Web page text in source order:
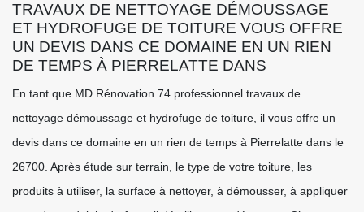
TRAVAUX DE NETTOYAGE DÉMOUSSAGE
ET HYDROFUGE DE TOITURE VOUS OFFRE
UN DEVIS DANS CE DOMAINE EN UN RIEN
DE TEMPS À PIERRELATTE DANS
En tant que MD Rénovation 74 professionnel travaux de
nettoyage démoussage et hydrofuge de toiture, il vous offre un
devis dans ce domaine en un rien de temps à Pierrelatte dans le
26700. Après étude sur terrain, le type de votre toiture, les
produits à utiliser, la surface à nettoyer, à démousser, à appliquer